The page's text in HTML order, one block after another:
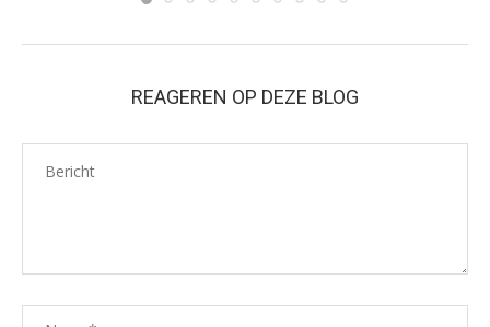
REAGEREN OP DEZE BLOG